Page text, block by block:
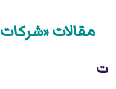
مقالات «شركات
ت